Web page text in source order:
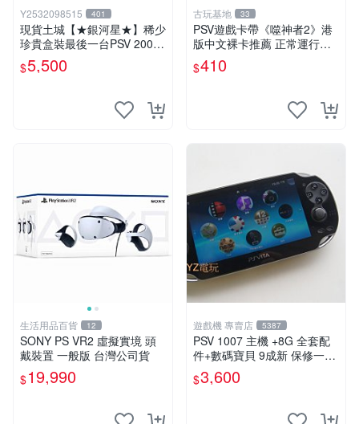
Y2532098515 401
現貨土城【★銀河星★】稀少
珍貴盒裝最後一台PSV 2000
主機.PSV2000 品質保證日版
可轉換中文
$5,500
古玩基地 33
PSV遊戲卡帶《噬神者2》港
版中文裸卡推薦 正常運行適
用PSV機嚴選商品 可收藏 港
版 PSV 卡帶 噴射型 獎杯機
$410
生活用品百貨 12
SONY PS VR2 虛擬實境 頭
戴裝置 一般版 台灣公司貨
$19,990
遊戲機 專賣店 5387
PSV 1007 主機 +8G 全套配
件+數碼寶貝 9成新 保修一年
品質有保障 psvita
$3,600